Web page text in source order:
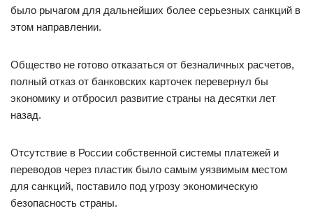
было рычагом для дальнейших более серьезных санкций в
этом направлении.
Общество не готово отказаться от безналичных расчетов,
полный отказ от банковских карточек перевернул бы
экономику и отбросил развитие страны на десятки лет
назад.
Отсутствие в России собственной системы платежей и
переводов через пластик было самым уязвимым местом
для санкций, поставило под угрозу экономическую
безопасность страны.